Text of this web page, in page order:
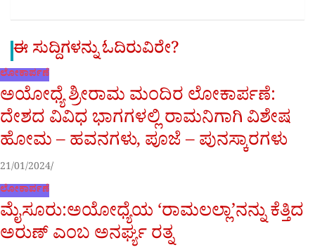
ಈ ಸುದ್ದಿಗಳನ್ನು ಓದಿರುವಿರೇ?
ಲೋಕಾರ್ಪಣೆ
ಅಯೋಧ್ಯೆ ಶ್ರೀರಾಮ ಮಂದಿರ ಲೋಕಾರ್ಪಣೆ:
ದೇಶದ ವಿವಿಧ ಭಾಗಗಳಲ್ಲಿ ರಾಮನಿಗಾಗಿ ವಿಶೇಷ
ಹೋಮ – ಹವನಗಳು, ಪೂಜೆ – ಪುನಸ್ಕಾರಗಳು
21/01/2024
ಲೋಕಾರ್ಪಣೆ
ಮೈಸೂರು:ಅಯೋಧ್ಯೆಯ ‘ರಾಮಲಲ್ಲಾ’ನನ್ನು ಕೆತ್ತಿದ
ಅರುಣ್ ಎಂಬ ಅನರ್ಘ್ಯ ರತ್ನ